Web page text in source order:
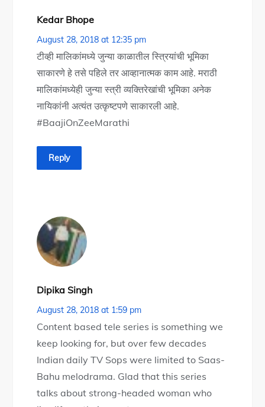
Kedar Bhope
August 28, 2018 at 12:35 pm
टीव्ही मालिकांमध्ये जुन्या काळातील स्त्रियांची भूमिका
साकारणे हे तसे पहिले तर आव्हानात्मक काम आहे. मराठी
मालिकांमध्येही जुन्या स्त्री व्यक्तिरेखांची भूमिका अनेक
नायिकांनी अत्यंत उत्कृष्टपणे साकारली आहे.
#BaajiOnZeeMarathi
Reply
Dipika Singh
August 28, 2018 at 1:59 pm
Content based tele series is something we
keep looking for, but over few decades
Indian daily TV Sops were limited to Saas-
Bahu melodrama. Glad that this series
talks about strong-headed woman who